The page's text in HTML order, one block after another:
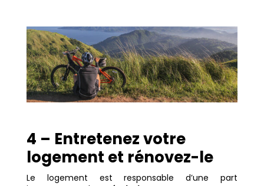
4 – Entretenez votre
logement et rénovez-le
Le logement est responsable d’une part